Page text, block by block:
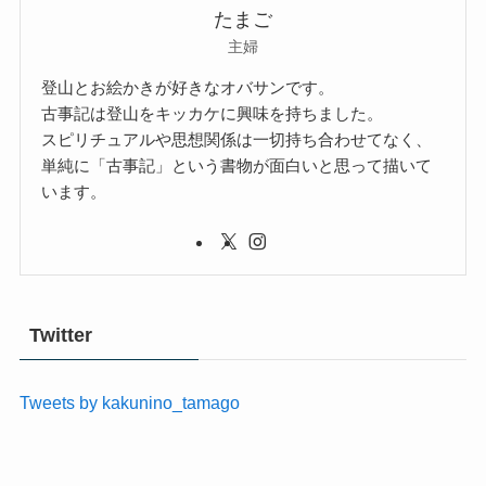
たまご
主婦
登山とお絵かきが好きなオバサンです。
古事記は登山をキッカケに興味を持ちました。
スピリチュアルや思想関係は一切持ち合わせてなく、
単純に「古事記」という書物が面白いと思って描いて
います。
Twitter
Tweets by kakunino_tamago